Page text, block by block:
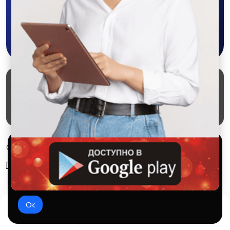
Скачать в Google Play
Маркеты Блог
О проекте
Служба поддержки
Удаление аккаунта
Партнерка
© 2026 SALEX МАРКЕТ
Правила сервиса
Конфиденциальность
Используем куки и рекомендательные
технологии
Это чтобы сайт работал лучше. Оставаясь с нами, вы
соглашаетесь на использование файлов куки.
Ок